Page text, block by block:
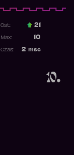
10.
Ost.: 21
10
Max:
2 msc
Czas: